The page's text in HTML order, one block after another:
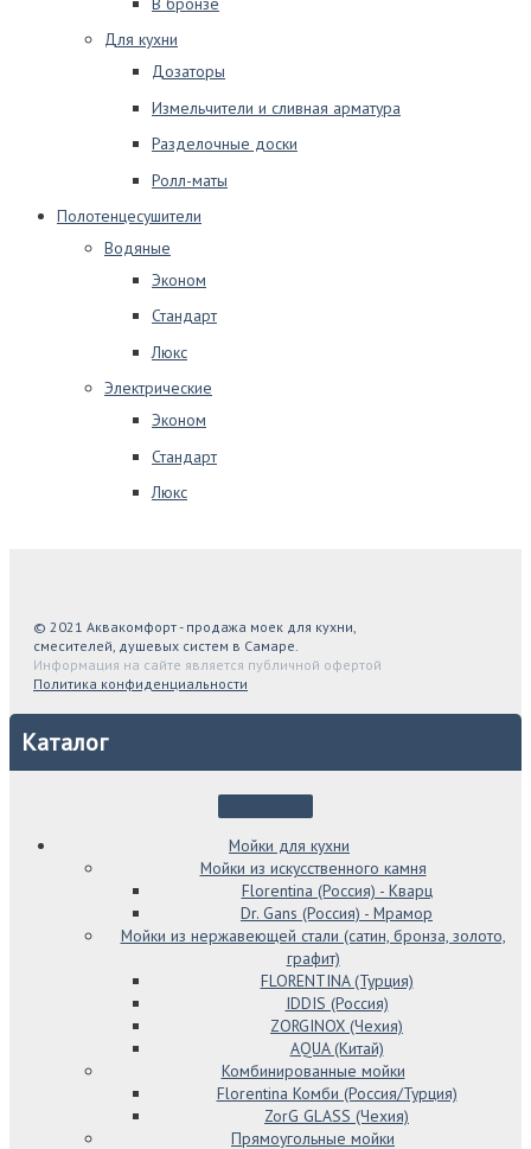
Для кухни
Дозаторы
Измельчители и сливная арматура
Разделочные доски
Ролл-маты
Полотенцесушители
Водяные
Эконом
Стандарт
Люкс
Электрические
Эконом
Стандарт
Люкс
© 2021 Аквакомфорт - продажа моек для кухни,
смесителей, душевых систем в Самаре.
Информация на сайте является публичной офертой
Политика конфиденциальности
Каталог
Мойки для кухни
Мойки из искусственного камня
Florentina (Россия) - Кварц
Dr. Gans (Россия) - Мрамор
Мойки из нержавеющей стали (сатин, бронза, золото,
графит)
FLORENTINA (Турция)
IDDIS (Россия)
ZORGINOX (Чехия)
AQUA (Китай)
Комбинированные мойки
Florentina Комби (Россия/Турция)
ZorG GLASS (Чехия)
Прямоугольные мойки